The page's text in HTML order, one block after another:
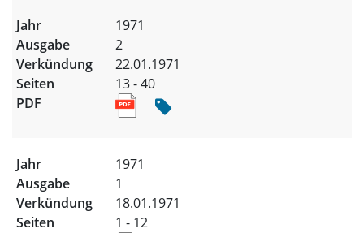
1971
2
22.01.1971
13 - 40
1971
1
18.01.1971
1 - 12